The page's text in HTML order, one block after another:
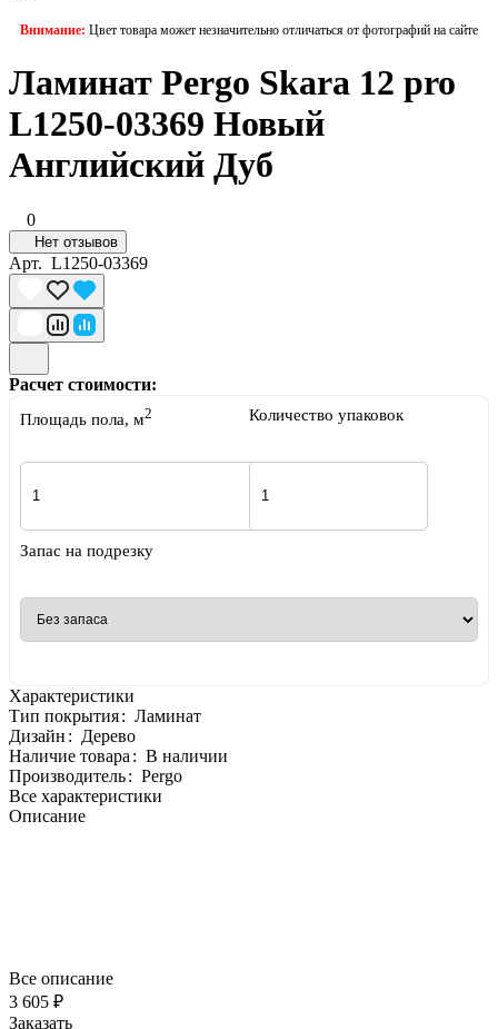
Внимание: Цвет товара может незначительно отличаться от фотографий на сайте
Ламинат Pergo Skara 12 pro
L1250-03369 Новый
Английский Дуб
0
Нет отзывов
Арт. L1250-03369
Расчет стоимости:
Площадь пола, м2 Количество упаковок
Запас на подрезку
Характеристики
Тип покрытия: Ламинат
Дизайн: Дерево
Наличие товара: В наличии
Производитель: Pergo
Все характеристики
Описание
Все описание
3 605 ₽
Заказать